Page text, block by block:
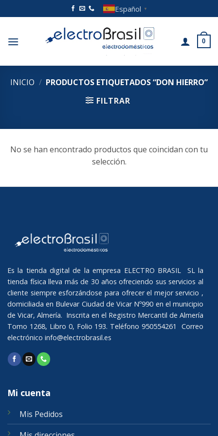
al
Español ▼
0
INICIO / PRODUCTOS ETIQUETADOS “DON HIERRO”
FILTRAR
No se han encontrado productos que coincidan con tu
selección.
Es la tienda digital de la empresa ELECTRO BRASIL SL la
tienda física lleva más de 30 años ofreciendo sus servicios al
cliente siempre esforzándose para ofrecer el mejor servicio ,
domiciliada en Bulevar Ciudad de Vicar Nº990 en el municipio
de Vicar, Almería. Inscrita en el Registro Mercantil de Almería
Tomo 1268, Libro 0, Folio 193. Teléfono 950554261 Correo
electrónico info@electrobrasil.es
Mi cuenta
Mis Pedidos